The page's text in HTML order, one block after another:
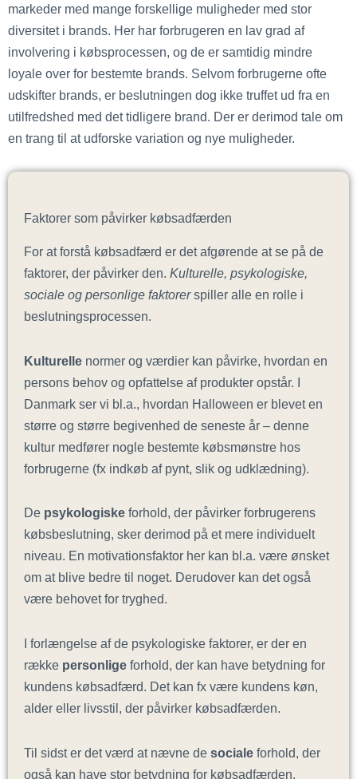
markeder med mange forskellige muligheder med stor
diversitet i brands. Her har forbrugeren en lav grad af
involvering i købsprocessen, og de er samtidig mindre
loyale over for bestemte brands. Selvom forbrugerne ofte
udskifter brands, er beslutningen dog ikke truffet ud fra en
utilfredshed med det tidligere brand. Der er derimod tale om
en trang til at udforske variation og nye muligheder.
Faktorer som påvirker købsadfærden
For at forstå købsadfærd er det afgørende at se på de
faktorer, der påvirker den. Kulturelle, psykologiske,
sociale og personlige faktorerspiller alle en rolle i
beslutningsprocessen.
Kulturelle normer og værdier kan påvirke, hvordan en
persons behov og opfattelse af produkter opstår. I
Danmark ser vi bl.a., hvordan Halloween er blevet en
større og større begivenhed de seneste år – denne
kultur medfører nogle bestemte købsmønstre hos
forbrugerne (fx indkøb af pynt, slik og udklædning).
De psykologiske forhold, der påvirker forbrugerens
købsbeslutning, sker derimod på et mere individuelt
niveau. En motivationsfaktor her kan bl.a. være ønsket
om at blive bedre til noget. Derudover kan det også
være behovet for tryghed.
I forlængelse af de psykologiske faktorer, er der en
række personlige forhold, der kan have betydning for
kundens købsadfærd. Det kan fx være kundens køn,
alder eller livsstil, der påvirker købsadfærden.
Til sidst er det værd at nævne de sociale forhold, der
også kan have stor betydning for købsadfærden.